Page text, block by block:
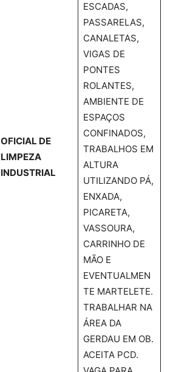
OFICIAL DE
LIMPEZA
INDUSTRIAL
ESCADAS,
PASSARELAS,
CANALETAS,
VIGAS DE
PONTES
ROLANTES,
AMBIENTE DE
ESPAÇOS
CONFINADOS,
TRABALHOS EM
ALTURA
UTILIZANDO PÁ,
ENXADA,
PICARETA,
VASSOURA,
CARRINHO DE
MÃO E
EVENTUALMEN
TE MARTELETE.
TRABALHAR NA
ÁREA DA
GERDAU EM OB.
ACEITA PCD.